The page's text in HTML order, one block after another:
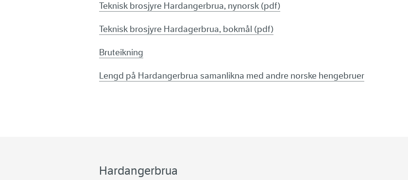
Teknisk brosjyre Hardangerbrua, nynorsk (pdf)
Teknisk brosjyre Hardagerbrua, bokmål (pdf)
Bruteikning
Lengd på Hardangerbrua samanlikna med andre norske hengebruer
Hardangerbrua